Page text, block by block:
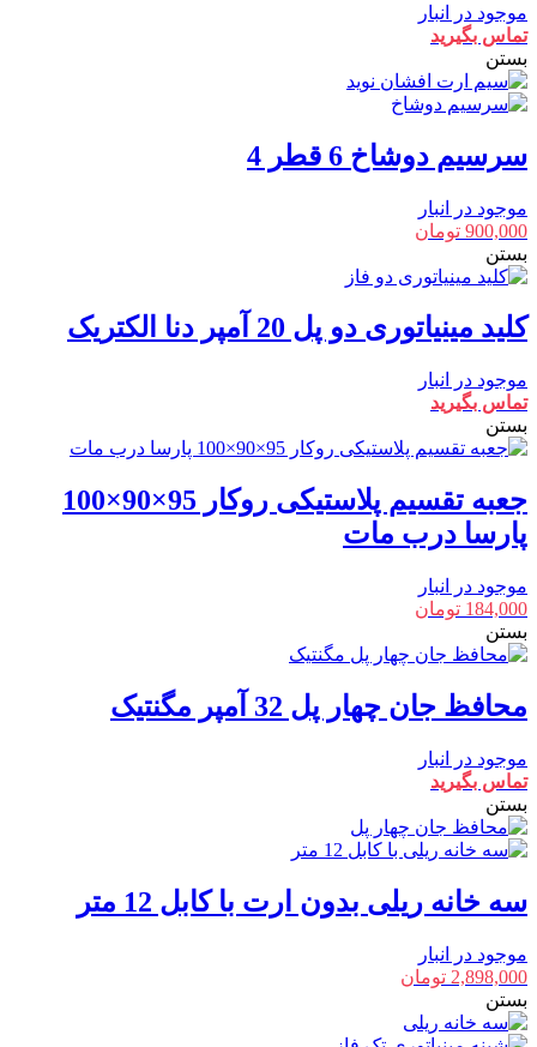
موجود در انبار
تماس بگیرید
بستن
سرسیم دوشاخ 6 قطر 4
موجود در انبار
900,000 تومان
بستن
کلید مینیاتوری دو پل 20 آمپر دنا الکتریک
موجود در انبار
تماس بگیرید
بستن
جعبه تقسیم پلاستیکی روکار 95×90×100
پارسا درب مات
موجود در انبار
184,000 تومان
بستن
محافظ جان چهار پل 32 آمپر مگنتیک
موجود در انبار
تماس بگیرید
بستن
سه خانه ریلی بدون ارت با کابل 12 متر
موجود در انبار
2,898,000 تومان
بستن